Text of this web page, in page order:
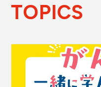
TOPICS